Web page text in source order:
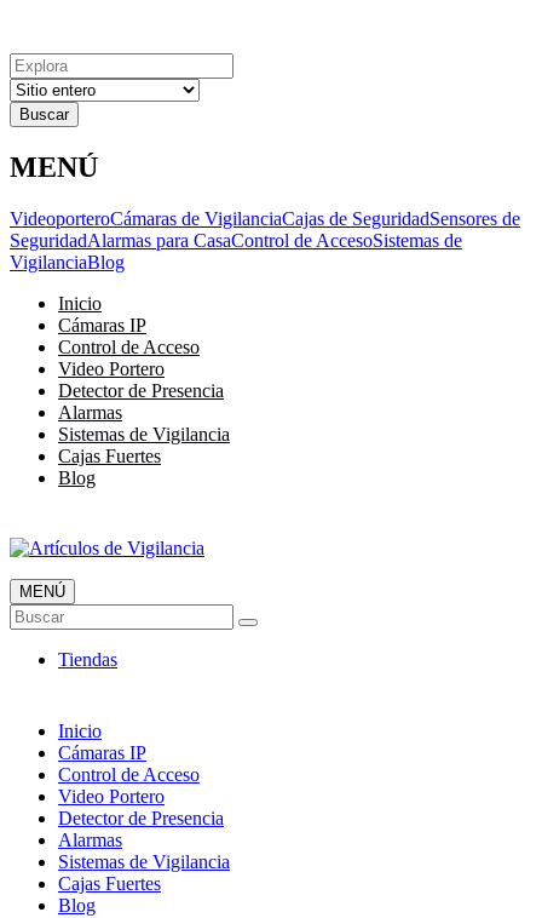
Resultados
para
MENÚ
VideoporteroCámaras de VigilanciaCajas de SeguridadSensores de
SeguridadAlarmas para CasaControl de AccesoSistemas de
VigilanciaBlog
Inicio
Cámaras IP
Control de Acceso
Video Portero
Detector de Presencia
Alarmas
Sistemas de Vigilancia
Cajas Fuertes
Blog
Artículos de Vigilancia
Envió 24/7!!!
MENÚ
Buscar
Tiendas
Inicio
Cámaras IP
Control de Acceso
Video Portero
Detector de Presencia
Alarmas
Sistemas de Vigilancia
Cajas Fuertes
Blog